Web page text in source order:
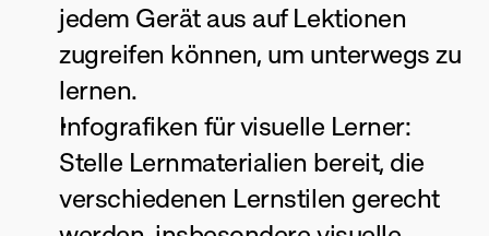
jedem Gerät aus auf Lektionen
zugreifen können, um unterwegs zu
lernen.
Infografiken für visuelle Lerner:
Stelle Lernmaterialien bereit, die
verschiedenen Lernstilen gerecht